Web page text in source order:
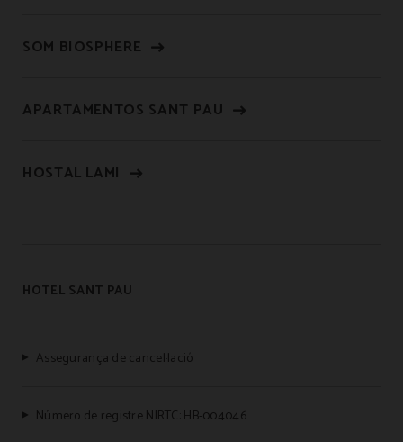
SOM BIOSPHERE
APARTAMENTOS SANT PAU
HOSTAL LAMI
HOTEL SANT PAU
Assegurança de cancel·lació
Número de registre NIRTC: HB-004046